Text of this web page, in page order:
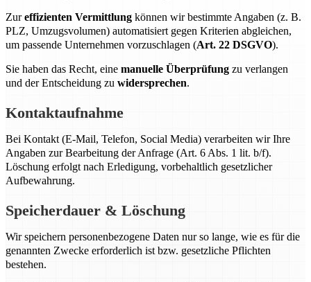
Zureffizienten Vermittlung können wir bestimmte Angaben (z. B.
PLZ, Umzugsvolumen) automatisiert gegen Kriterien abgleichen,
um passende Unternehmen vorzuschlagen (Art. 22 DSGVO).
Sie haben das Recht, eine manuelle Überprüfung zu verlangen
und der Entscheidung zu widersprechen.
Kontaktaufnahme
Bei Kontakt (E-Mail, Telefon, Social Media) verarbeiten wir Ihre
Angaben zur Bearbeitung der Anfrage (Art. 6 Abs. 1 lit. b/f).
Löschung erfolgt nach Erledigung, vorbehaltlich gesetzlicher
Aufbewahrung.
Speicherdauer & Löschung
Wir speichern personenbezogene Daten nur so lange, wie es für die
genannten Zwecke erforderlich ist bzw. gesetzliche Pflichten
bestehen.